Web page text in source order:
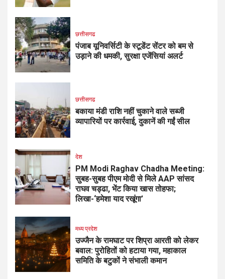
छत्तीसगढ
पंजाब यूनिवर्सिटी के स्टूडेंट सेंटर को बम से
उड़ाने की धमकी, सुरक्षा एजेंसियां अलर्ट
छत्तीसगढ
बकाया मंडी राशि नहीं चुकाने वाले सब्जी
व्यापारियों पर कार्रवाई, दुकानें की गईं सील
देश
PM Modi Raghav Chadha Meeting:
सुबह-सुबह पीएम मोदी से मिले AAP सांसद
राघव चड्ढा, भेंट किया खास तोहफा;
लिखा-‘हमेशा याद रखूंगा’
मध्य प्रदेश
उज्जैन के रामघाट पर शिप्रा आरती को लेकर
बवाल: पुरोहितों को हटाया गया, महाकाल
समिति के बटुकों ने संभाली कमान